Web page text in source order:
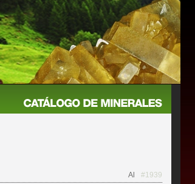
Al
#1939